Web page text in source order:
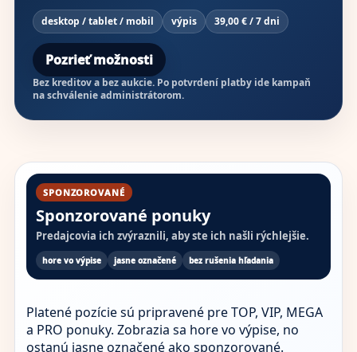
desktop / tablet / mobil výpis 39,00 € / 7 dni
Pozrieť možnosti
Bez kreditov a bez aukcie. Po potvrdení platby ide kampaň
na schválenie administrátorom.
SPONZOROVANÉ
Sponzorované ponuky
Predajcovia ich zvýraznili, aby ste ich našli rýchlejšie.
hore vo výpise jasne označené bez rušenia hľadania
Platené pozície sú pripravené pre TOP, VIP, MEGA
a PRO ponuky. Zobrazia sa hore vo výpise, no
ostanú jasne označené ako sponzorované.